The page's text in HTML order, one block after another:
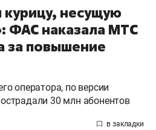
курицу, несущую
ФАС наказала МТС
за повышение
оператора, по версии
30 млн абонентов